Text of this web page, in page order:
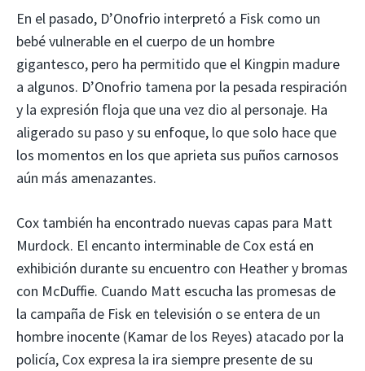
En el pasado, D’Onofrio interpretó a Fisk como un
bebé vulnerable en el cuerpo de un hombre
gigantesco, pero ha permitido que el Kingpin madure
a algunos. D’Onofrio tamena por la pesada respiración
y la expresión floja que una vez dio al personaje. Ha
aligerado su paso y su enfoque, lo que solo hace que
los momentos en los que aprieta sus puños carnosos
aún más amenazantes.
Cox también ha encontrado nuevas capas para Matt
Murdock. El encanto interminable de Cox está en
exhibición durante su encuentro con Heather y bromas
con McDuffie. Cuando Matt escucha las promesas de
la campaña de Fisk en televisión o se entera de un
hombre inocente (Kamar de los Reyes) atacado por la
policía, Cox expresa la ira siempre presente de su